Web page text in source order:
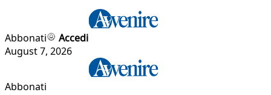
Abbonati
Accedi
August 7, 2026
Abbonati